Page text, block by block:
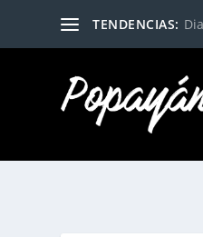
TENDENCIAS: